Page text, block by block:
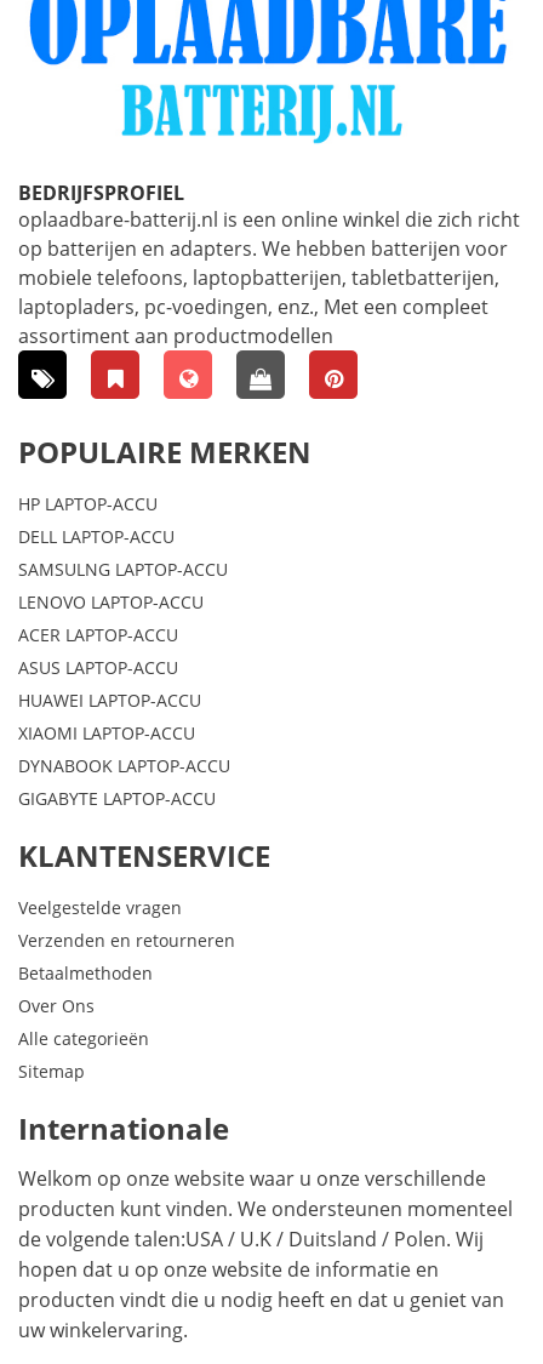
BEDRIJFSPROFIEL
oplaadbare-batterij.nl is een online winkel die zich richt
op batterijen en adapters. We hebben batterijen voor
mobiele telefoons, laptopbatterijen, tabletbatterijen,
laptopladers, pc-voedingen, enz., Met een compleet
assortiment aan productmodellen
POPULAIRE MERKEN
HP LAPTOP-ACCU
DELL LAPTOP-ACCU
SAMSULNG LAPTOP-ACCU
LENOVO LAPTOP-ACCU
ACER LAPTOP-ACCU
ASUS LAPTOP-ACCU
HUAWEI LAPTOP-ACCU
XIAOMI LAPTOP-ACCU
DYNABOOK LAPTOP-ACCU
GIGABYTE LAPTOP-ACCU
KLANTENSERVICE
Veelgestelde vragen
Verzenden en retourneren
Betaalmethoden
Over Ons
Alle categorieën
Sitemap
Internationale
Welkom op onze website waar u onze verschillende
producten kunt vinden. We ondersteunen momenteel
de volgende talen:USA/ U.K/ Duitsland / Polen. Wij
hopen dat u op onze website de informatie en
producten vindt die u nodig heeft en dat u geniet van
uw winkelervaring.